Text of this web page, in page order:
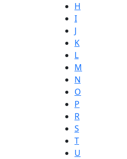
H
I
J
K
L
M
N
O
P
R
S
T
U